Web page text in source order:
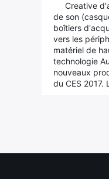
Creative
de son
boîtiers
vers les
matériel de
technologie
nouveaux
du CES